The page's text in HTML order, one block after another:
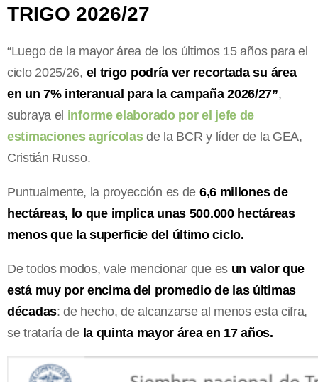
TRIGO 2026/27
“Luego de la mayor área de los últimos 15 años para el
ciclo 2025/26, el trigo podría ver recortada su área
en un 7% interanual para la campaña 2026/27”,
subraya el informe elaborado por el jefe de
estimaciones agrícolasde la BCR y líder de la GEA,
Cristián Russo.
Puntualmente, la proyección es de 6,6 millones de
hectáreas, lo que implica unas 500.000 hectáreas
menos que la superficie del último ciclo.
De todos modos, vale mencionar que es un valor que
está muy por encima del promedio de las últimas
décadas: de hecho, de alcanzarse al menos esta cifra,
se trataría de la quinta mayor área en 17 años.